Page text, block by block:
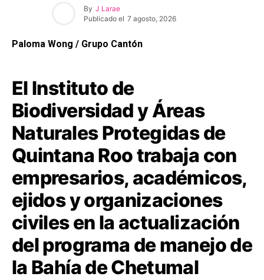
By J Larae
Publicado el 7 agosto, 2026
Paloma Wong / Grupo Cantón
El Instituto de
Biodiversidad y Áreas
Naturales Protegidas de
Quintana Roo trabaja con
empresarios, académicos,
ejidos y organizaciones
civiles en la actualización
del programa de manejo de
la Bahía de Chetumal